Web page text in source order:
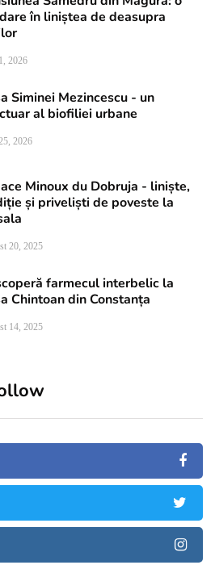
în liniștea de deasupra
2026
Siminei Mezincescu - un
al biofiliei urbane
2026
Minoux du Dobruja - liniște,
și priveliști de poveste la
20, 2025
farmecul interbelic la
Chintoan din Constanța
14, 2025